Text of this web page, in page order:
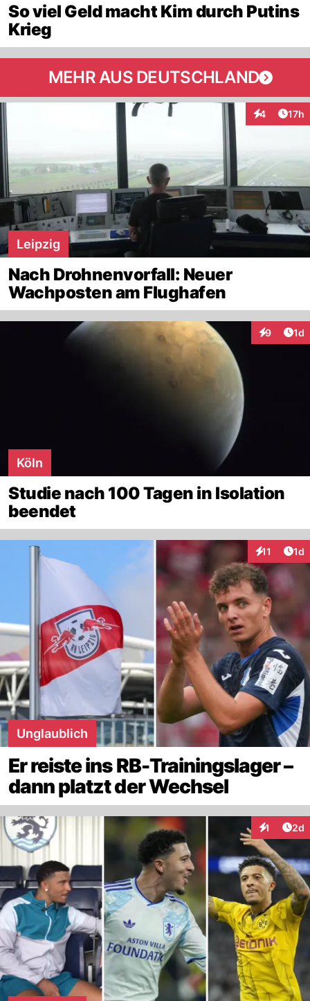
So viel Geld macht Kim durch Putins
Krieg
MEHR AUS DEUTSCHLAND
4 17h
Leipzig
Nach Drohnenvorfall: Neuer
Wachposten am Flughafen
9 1d
Köln
Studie nach 100 Tagen in Isolation
beendet
11 1d
Unglaublich
Er reiste ins RB-Trainingslager –
dann platzt der Wechsel
1 2d